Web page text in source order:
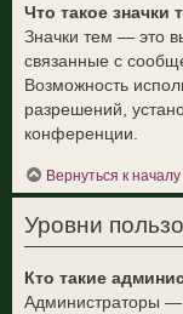
Что такое значки
Значки тем — это
связанные с
Возможность
разрешений,
конференции.
Вернуться к началу
Уровни
Кто такие
Администраторы —